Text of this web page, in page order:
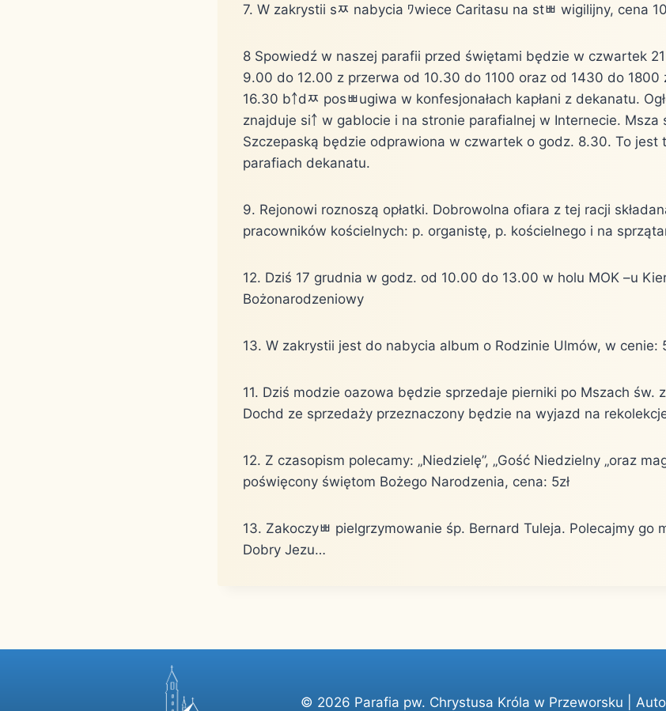
7. W zakrystii sﾹ nabycia ﾜwiece Caritasu na st￳ﾳ wigilijny, cena
8 Spowiedź w naszej parafii przed świętami będzie w czwartek
9.00 do 12.00 z przerwa od 10.30 do 1100 oraz od 1430 do
16.30 b￪dﾹ posﾳugiwa w konfesjonałach kapłani z dekanatu.
znajduje si￪ w gablocie i na stronie parafialnej w Internecie. Msza
Szczepa￱ską będzie odprawiona w czwartek o godz. 8.30. To
parafiach dekanatu.
9. Rejonowi roznoszą opłatki. Dobrowolna ofiara z tej racji
pracowników kościelnych: p. organistę, p. kościelnego i na
12. Dziś 17 grudnia w godz. od 10.00 do 13.00 w holu MOK –u
Bożonarodzeniowy
13. W zakrystii jest do nabycia album o Rodzinie Ulm￳ów, w cenie:
11. Dziś modzie oazowa będzie sprzedaje pierniki po Mszach św.
Doch￳d ze sprzedaży przeznaczony będzie na wyjazd na
12. Z czasopism polecamy: „Niedzielę”, „Gość Niedzielny „oraz
poświęcony świętom Bożego Narodzenia, cena: 5zł
13. Zako￱czyﾳ pielgrzymowanie śp. Bernard Tuleja. Polecajmy go
Dobry Jezu…
© 2026 Parafia pw. Chrystusa Króla w Przeworsku |